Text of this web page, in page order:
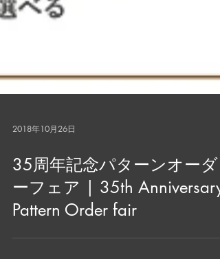
35周年記念パターンオーダ
ーフェア | 35th Anniversary
Pattern Order fair